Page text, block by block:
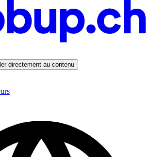
directement au contenu